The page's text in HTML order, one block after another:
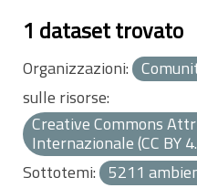
1 dataset trovato
Organizzazioni:
sulle risorse:
Creative Commons
Internazionale (CC BY
Sottotemi: 5211